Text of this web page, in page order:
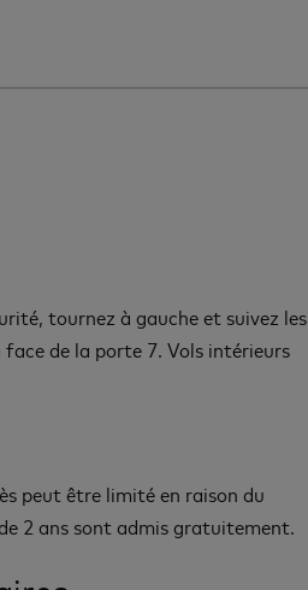
tournez à gauche et suivez les
de la porte 7. Vols intérieurs
peut être limité en raison du
2 ans sont admis gratuitement.